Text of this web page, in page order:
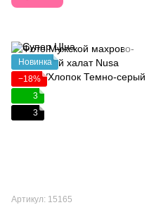
Новинка
−18%
3
3
Артикул: 15165